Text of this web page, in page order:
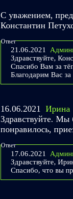
С уважением,
Константин
Ответ
21.06.2021
Здравствуйте,
Спасибо Вам за
Благодарим Вас
16.06.2021 Ирина
Здравствуйте. Мы
понравилось,
Ответ
17.06.2021
Здравствуйте,
Спасибо, что вы